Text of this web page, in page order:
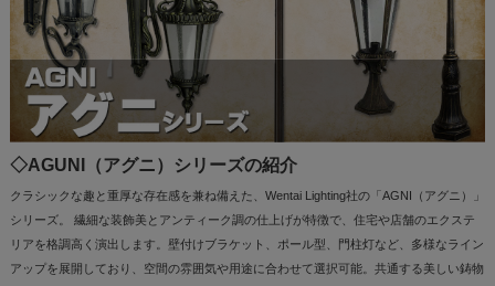
◇AGUNI（アグニ）シリーズの紹介
クラシックな趣と重厚な存在感を兼ね備えた、Wentai Lighting社の「AGNI（アグニ）」
シリーズ。 繊細な装飾美とアンティーク調の仕上げが特徴で、住宅や店舗のエクステ
リアを格調高く演出します。壁付けブラケット、ポール型、門柱灯など、多様なライン
アップを展開しており、空間の雰囲気や用途に合わせて選択可能。共通する美しい鋳物